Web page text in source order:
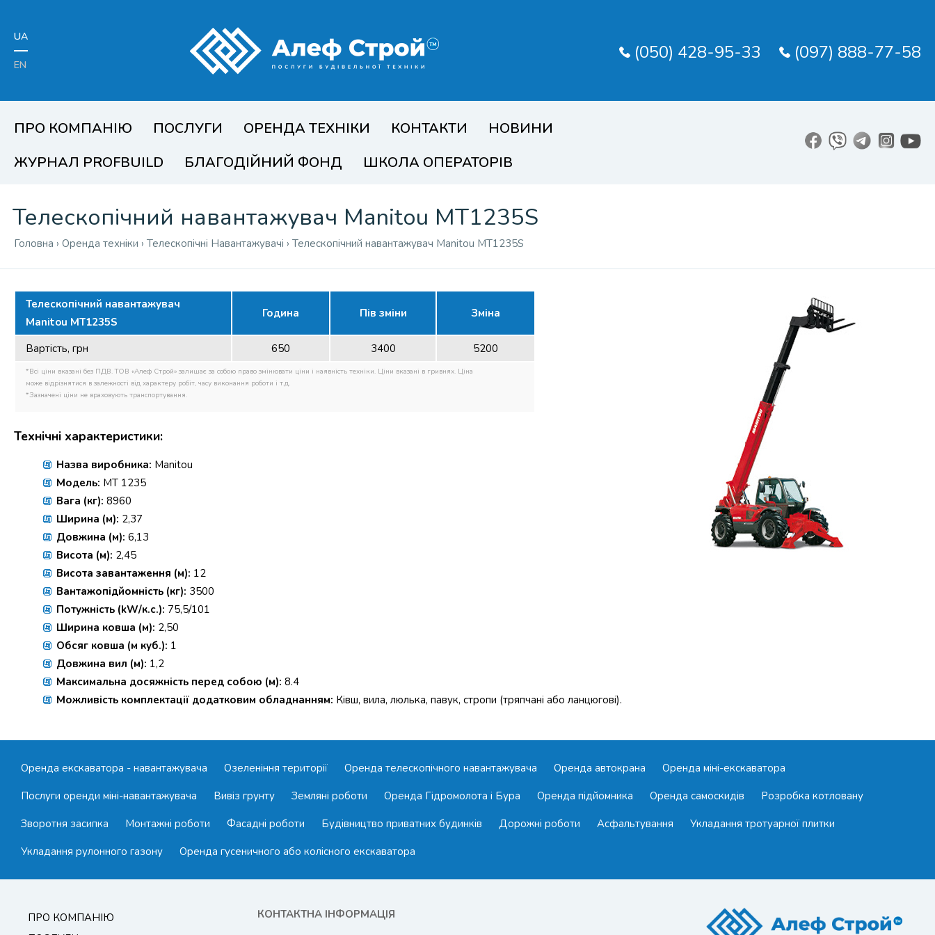
UA
EN
(050) 428-95-33 (097) 888-77-58
ПРО КОМПАНІЮ ПОСЛУГИ ОРЕНДА ТЕХНІКИ КОНТАКТИ
НОВИНИ
ЖУРНАЛ PROFBUILD
БЛАГОДІЙНИЙ ФОНД ШКОЛА ОПЕРАТОРІВ
Телескопічний навантажувач Manitou MT1235S
Головна › Оренда техніки › Телескопічні Навантажувачі › Телескопічний навантажувач Manitou MT1235S
Телескопічний навантажувач
Manitou MT1235S
Година Пів зміни Зміна
Вартість, грн 650 3400 5200
*Всі ціни вказані без ПДВ. ТОВ «Алеф Строй» залишає за собою право змінювати ціни і наявність техніки. Ціни вказані в гривнях. Ціна
може відрізнятися в залежності від характеру робіт, часу виконання роботи і т.д.
*Зазначені ціни не враховують транспортування.
Технічні характеристики:
Назва виробника: Manitou
Модель: MT 1235
Вага (кг): 8960
Ширина (м): 2,37
Довжина (м): 6,13
Висота (м): 2,45
Висота завантаження (м): 12
Вантажопідйомність (кг): 3500
Потужність (kW/к.с.): 75,5/101
Ширина ковша (м): 2,50
Обсяг ковша (м куб.): 1
Довжина вил (м): 1,2
Максимальна досяжність перед собою (м): 8.4
Можливість комплектації додатковим обладнанням: Ківш, вила, люлька, павук, стропи (тряпчані або ланцюгові).
Оренда екскаватора - навантажувача Озеленіння території Оренда телескопічного навантажувача Оренда автокрана
Оренда міні-екскаватора
Послуги оренди міні-навантажувача
Вивіз грунту Земляні роботи Оренда Гідромолота і Бура Оренда підйомника Оренда самоскидів
Розробка котловану
Зворотня засипка
Монтажні роботи Фасадні роботи Будівництво приватних будинків Дорожні роботи Асфальтування
Укладання тротуарної плитки
Укладання рулонного газону
Оренда гусеничного або колісного екскаватора
ПРО КОМПАНІЮ
КОНТАКТНА ІНФОРМАЦІЯ